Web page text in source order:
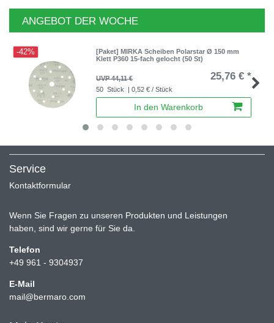
ANGEBOT DER WOCHE
-42%
[Paket] MIRKA Scheiben Polarstar Ø 150 mm
Klett P360 15-fach gelocht (50 St)
UVP 44,11 € 25,76 € *
50 Stück | 0,52 € / Stück
In den Warenkorb
Service
Kontaktformular
Wenn Sie Fragen zu unseren Produkten und Leistungen
haben, sind wir gerne für Sie da.
Telefon
+49 961 - 9304937
E-Mail
mail@bermaro.com